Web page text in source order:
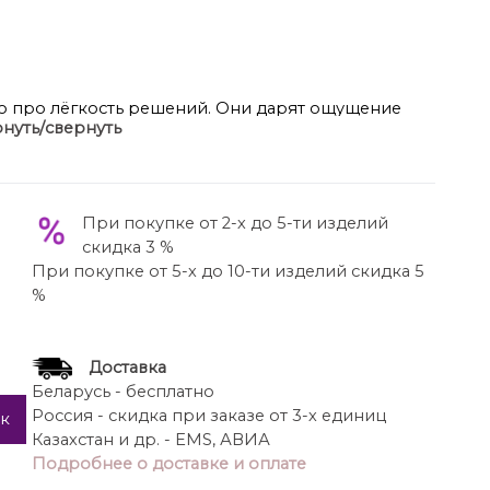
про лёгкость решений. Они дарят ощущение
для тех, кто ценит уютную элегантность и
Служат основой для минималистичных
универсальны — выглядят органично и
с эластичной тесьмой в бочках и
прорезные карманы. На задних половинках
брюк по боковому шву от шва притачивания
свернуть
При покупке от 2-х до 5-ти изделий
скидка 3 %
При покупке от 5-х до 10-ти изделий скидка 5
%
Доставка
Беларусь - бесплатно
Россия - скидка при заказе от 3-х единиц
Казахстан и др. - EMS, АВИА
Подробнее о доставке и оплате